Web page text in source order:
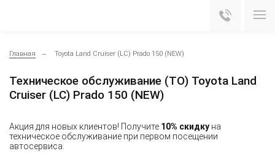
Главная Toyota Land Cruiser (LC) Prado 150 (NEW)
Техническое обслуживание (ТО) Toyota Land
Cruiser (LC) Prado 150 (NEW)
Акция для новых клиентов! Получите 10% скидку на
техническое обслуживание при первом посещении
автосервиса.